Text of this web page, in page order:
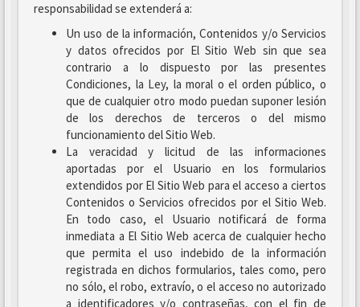
responsabilidad se extenderá a:
Un uso de la información, Contenidos y/o Servicios
y datos ofrecidos por El Sitio Web sin que sea
contrario a lo dispuesto por las presentes
Condiciones, la Ley, la moral o el orden público, o
que de cualquier otro modo puedan suponer lesión
de los derechos de terceros o del mismo
funcionamiento del Sitio Web.
La veracidad y licitud de las informaciones
aportadas por el Usuario en los formularios
extendidos por El Sitio Web para el acceso a ciertos
Contenidos o Servicios ofrecidos por el Sitio Web.
En todo caso, el Usuario notificará de forma
inmediata a El Sitio Web acerca de cualquier hecho
que permita el uso indebido de la información
registrada en dichos formularios, tales como, pero
no sólo, el robo, extravío, o el acceso no autorizado
a identificadores y/o contraseñas, con el fin de